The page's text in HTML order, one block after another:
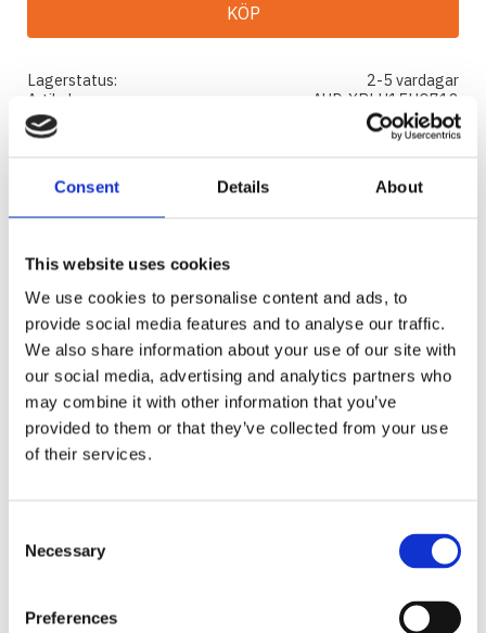
Consent Details About
This website uses cookies
We use cookies to personalise content and ads, to
provide social media features and to analyse our traffic.
We also share information about your use of our site with
our social media, advertising and analytics partners who
may combine it with other information that you’ve
provided to them or that they’ve collected from your use
of their services.
Selection
Necessary
Preferences
KÖP
Lagerstatus
2-5 vardagar
Artikelnr
AUD-XPLH15HQ718
VISION X XPL HALO
Vision X XPL Halo, en slimmad LED-ramp för extra
ljus önskas utan att ta för mycket plats. XPL Halo
har en enkel rad med samma kraftfulla 5 watts
CREE dioder som PX rampen har, samt en snyggt
lysande halo-effekt runt reflektorerna.
INKLUDERAT I PAKETET:
LED-extraljusramp: 1 st Vision X XPL-H15H
Måttanpassade fästen: för snabbt och
installationstid ca 2 timmar